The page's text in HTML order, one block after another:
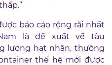
báo cáo rộng rãi nhất
là đề xuất về tàu
lượng hạt nhân, thường
thế hệ mới được